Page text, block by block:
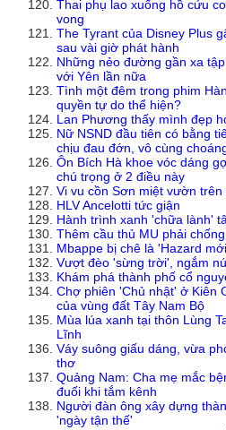
Thai phụ lao xuống hồ cứu
vong
The Tyrant của Disney Plus
sau vài giờ phát hành
Những nẻo đường gần xa
với Yên lần nữa
Tình một đêm trong phim
quyền tự do thể hiện?
Lan Phương thấy mình đẹp
Nữ NSND đầu tiên có bằng
chịu đau đớn, vô cùng
Ôn Bích Hà khoe vóc dáng
chú trọng ở 2 điều này
Vi vu cồn Sơn miệt vườn trên
HLV Ancelotti tức giận
Hành trình xanh 'chữa lành'
Thêm cầu thủ MU phải
Mbappe bị chê là 'Hazard
Vượt đèo 'sừng trời', ngắm
Khám phá thành phố cổ
Chợ phiên 'Chủ nhật' ở Kiên
của vùng đất Tây Nam Bộ
Mùa lúa xanh tại thôn Lùng
Lĩnh
Váy suông giấu dáng, vừa
thơ
Quảng Nam: Cha mẹ mắc
đuối khi tắm kênh
Người đàn ông xây dựng
'ngày tận thế'